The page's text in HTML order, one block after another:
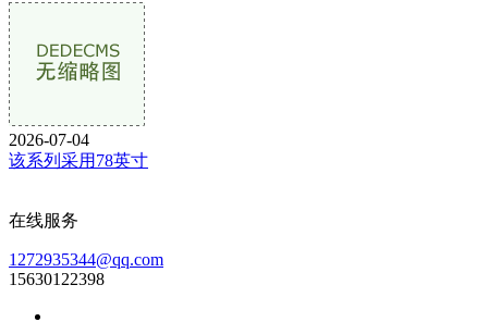
2026-07-04
该系列采用78英寸
在线服务
1272935344@qq.com
15630122398